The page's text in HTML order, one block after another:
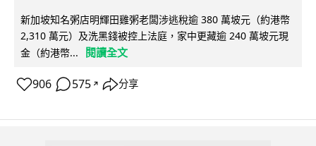
新加坡知名粥店明輝田雞粥老闆涉逃稅逾 380 萬坡元（約港幣
2,310 萬元）及洗黑錢被控上法庭，家中更藏逾 240 萬坡元現
金（約港幣...
閱讀全文
906 575 ↗ 分享